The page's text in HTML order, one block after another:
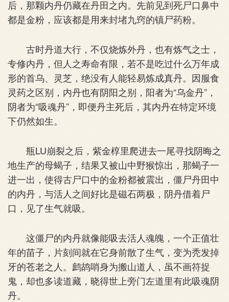
后，那颗内丹仍藏在丹田之内。先前见到死尸口鼻中
都是金粉，应该都是用来封堵九窍的镇尸药粉。
古时丹道大行，不仅烧炼外丹，也有炼气之士，
专修内丹，但人之寿命有限，若不是吃过什么万年成
形的首乌、灵芝，绝没有人能轻易炼成真丹。因服食
灵药之区别，内丹也有阴阳之别，阳者为“乌金丹”，
阴者为“吸魂丹”，即便丹主死后，其内丹在特定环境
下仍然如生。
瓶LU崩裂之后，紫金椁里爬进去一尾寻找阴晦之
地生产的母蝎子，结果又被山中野猴惊出，那蝎子一
进一出，使得古尸口中的金粉都被震出，僵尸丹田中
的内丹，与活人之间好比是磁石两极，阴丹借着尸
口，见了生气就吸。
这僵尸的内丹就像能吸去活人魂魄，一个正值壮
年的苗子，片刻间就在它身前散了生气，变为秃发掉
牙的苍老之人。鹧鸪哨身为搬山道人，虽不画符捉
鬼，却也多读道藏，晓得世上旁门左道里有此吸魂阴
丹。